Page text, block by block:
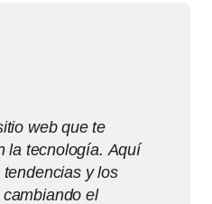
web que te
la tecnología. Aquí
y los
el